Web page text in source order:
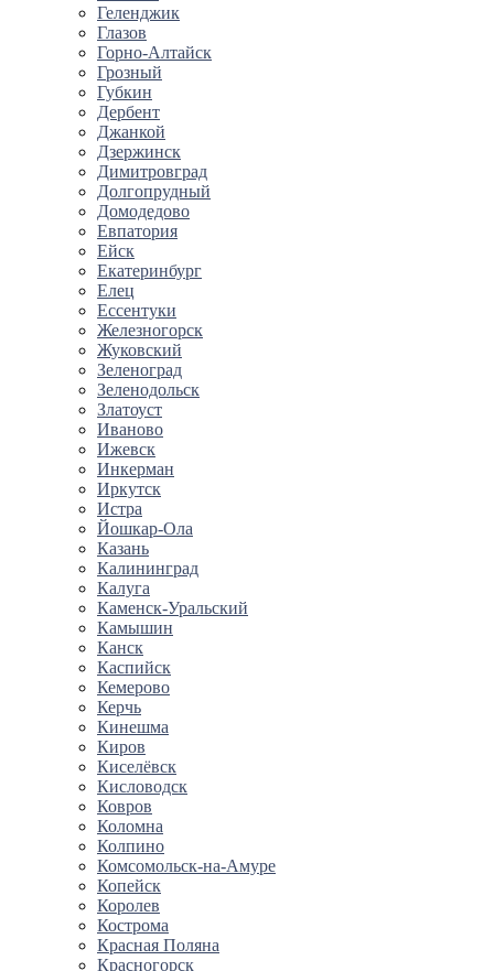
Геленджик
Глазов
Горно-Алтайск
Грозный
Губкин
Дербент
Джанкой
Дзержинск
Димитровград
Долгопрудный
Домодедово
Евпатория
Ейск
Екатеринбург
Елец
Ессентуки
Железногорск
Жуковский
Зеленоград
Зеленодольск
Златоуст
Иваново
Ижевск
Инкерман
Иркутск
Истра
Йошкар-Ола
Казань
Калининград
Калуга
Каменск-Уральский
Камышин
Канск
Каспийск
Кемерово
Керчь
Кинешма
Киров
Киселёвск
Кисловодск
Ковров
Коломна
Колпино
Комсомольск-на-Амуре
Копейск
Королев
Кострома
Красная Поляна
Красногорск